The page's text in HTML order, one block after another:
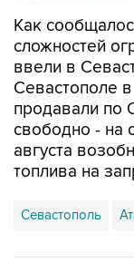
Как
сложностей
ввели в
Севастополе
продавали по
свободно - на
августа
топлива на
Севастополь